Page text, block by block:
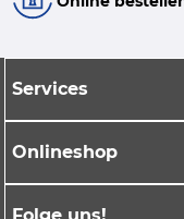
Services
Onlineshop